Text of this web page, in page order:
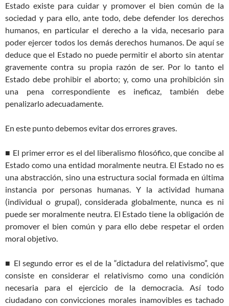
Estado existe para cuidar y promover el bien común de la
sociedad y para ello, ante todo, debe defender los derechos
humanos, en particular el derecho a la vida, necesario para
poder ejercer todos los demás derechos humanos. De aquí se
deduce que el Estado no puede permitir el aborto sin atentar
gravemente contra su propia razón de ser. Por lo tanto el
Estado debe prohibir el aborto; y, como una prohibición sin
una pena correspondiente es ineficaz, también debe
penalizarlo adecuadamente.
En este punto debemos evitar dos errores graves.
■ El primer error es el del liberalismo filosófico, que concibe al
Estado como una entidad moralmente neutra. El Estado no es
una abstracción, sino una estructura social formada en última
instancia por personas humanas. Y la actividad humana
(individual o grupal), considerada globalmente, nunca es ni
puede ser moralmente neutra. El Estado tiene la obligación de
promover el bien común y para ello debe respetar el orden
moral objetivo.
■ El segundo error es el de la “dictadura del relativismo”, que
consiste en considerar el relativismo como una condición
necesaria para el ejercicio de la democracia. Así todo
ciudadano con convicciones morales inamovibles es tachado